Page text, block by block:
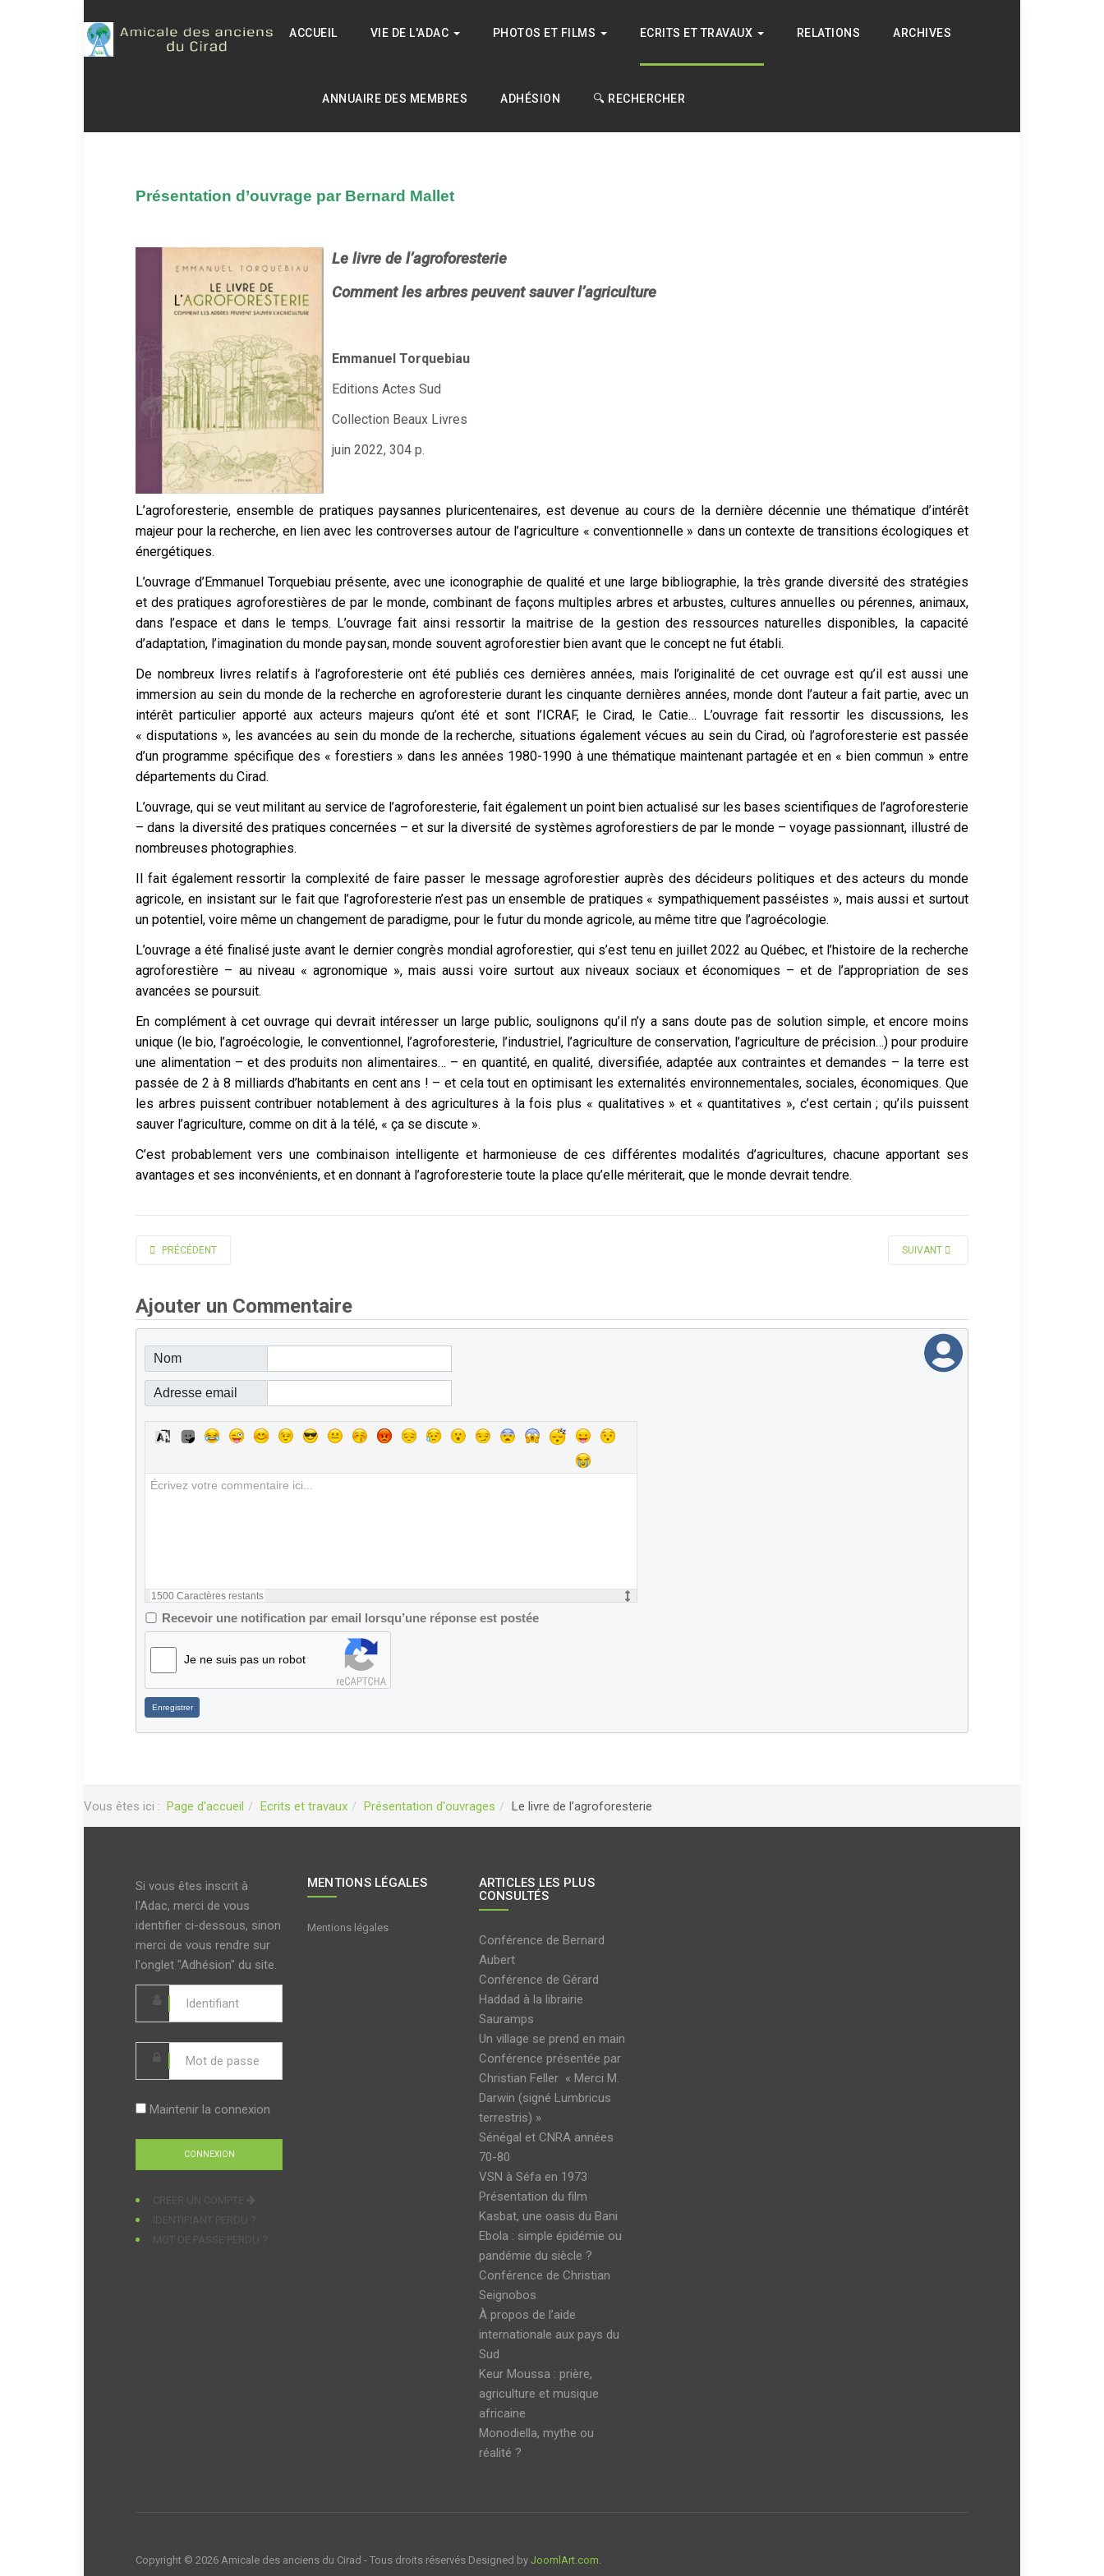
ACCUEIL VIE DE L'ADAC PHOTOS ET FILMS ECRITS ET TRAVAUX RELATIONS ARCHIVES
ANNUAIRE DES MEMBRES ADHÉSION 🔍 RECHERCHER
Présentation d’ouvrage par Bernard Mallet
Le livre de l’agroforesterie
Comment les arbres peuvent sauver l’agriculture
Emmanuel Torquebiau
Editions Actes Sud
Collection Beaux Livres
juin 2022, 304 p.
L’agroforesterie, ensemble de pratiques paysannes pluricentenaires, est devenue au cours de la dernière décennie une thématique d’intérêt
majeur pour la recherche, en lien avec les controverses autour de l’agriculture « conventionnelle » dans un contexte de transitions écologiques et
énergétiques.
L’ouvrage d’Emmanuel Torquebiau présente, avec une iconographie de qualité et une large bibliographie, la très grande diversité des stratégies
et des pratiques agroforestières de par le monde, combinant de façons multiples arbres et arbustes, cultures annuelles ou pérennes, animaux,
dans l’espace et dans le temps. L’ouvrage fait ainsi ressortir la maitrise de la gestion des ressources naturelles disponibles, la capacité
d’adaptation, l’imagination du monde paysan, monde souvent agroforestier bien avant que le concept ne fut établi.
De nombreux livres relatifs à l’agroforesterie ont été publiés ces dernières années, mais l’originalité de cet ouvrage est qu’il est aussi une
immersion au sein du monde de la recherche en agroforesterie durant les cinquante dernières années, monde dont l’auteur a fait partie, avec un
intérêt particulier apporté aux acteurs majeurs qu’ont été et sont l’ICRAF, le Cirad, le Catie… L’ouvrage fait ressortir les discussions, les
« disputations », les avancées au sein du monde de la recherche, situations également vécues au sein du Cirad, où l’agroforesterie est passée
d’un programme spécifique des « forestiers » dans les années 1980-1990 à une thématique maintenant partagée et en « bien commun » entre
départements du Cirad.
L’ouvrage, qui se veut militant au service de l’agroforesterie, fait également un point bien actualisé sur les bases scientifiques de l’agroforesterie
– dans la diversité des pratiques concernées – et sur la diversité de systèmes agroforestiers de par le monde – voyage passionnant, illustré de
nombreuses photographies.
Il fait également ressortir la complexité de faire passer le message agroforestier auprès des décideurs politiques et des acteurs du monde
agricole, en insistant sur le fait que l’agroforesterie n’est pas un ensemble de pratiques « sympathiquement passéistes », mais aussi et surtout
un potentiel, voire même un changement de paradigme, pour le futur du monde agricole, au même titre que l’agroécologie.
L’ouvrage a été finalisé juste avant le dernier congrès mondial agroforestier, qui s’est tenu en juillet 2022 au Québec, et l’histoire de la recherche
agroforestière – au niveau « agronomique », mais aussi voire surtout aux niveaux sociaux et économiques – et de l’appropriation de ses
avancées se poursuit.
En complément à cet ouvrage qui devrait intéresser un large public, soulignons qu’il n’y a sans doute pas de solution simple, et encore moins
unique (le bio, l’agroécologie, le conventionnel, l’agroforesterie, l’industriel, l’agriculture de conservation, l’agriculture de précision…) pour produire
une alimentation – et des produits non alimentaires… – en quantité, en qualité, diversifiée, adaptée aux contraintes et demandes – la terre est
passée de 2 à 8 milliards d’habitants en cent ans ! – et cela tout en optimisant les externalités environnementales, sociales, économiques. Que
les arbres puissent contribuer notablement à des agricultures à la fois plus « qualitatives » et « quantitatives », c’est certain ; qu’ils puissent
sauver l’agriculture, comme on dit à la télé, « ça se discute ».
C’est probablement vers une combinaison intelligente et harmonieuse de ces différentes modalités d’agricultures, chacune apportant ses
avantages et ses inconvénients, et en donnant à l’agroforesterie toute la place qu’elle mériterait, que le monde devrait tendre.
ARTICLE PRÉCÉDENT : HOMMAGE À UN HOMME POLITIQUE D’EXCEPTION : GEORGES MONNET
PRÉCÉDENT ARTICLE SUIVANT : HOW TO MANAGE
SUIVANT
Ajouter un Commentaire
Nom
Adresse email
1500 Caractères restants
Recevoir une notification par email lorsqu’une réponse est postée
Je ne suis pas un robot
Enregistrer
Vous êtes ici : Page d'accueil Ecrits et travaux Présentation d'ouvrages Le livre de l’agroforesterie
Si vous êtes inscrit à
l'Adac, merci de vous
identifier ci-dessous, sinon
merci de vous rendre sur
l'onglet "Adhésion" du site.
Maintenir la connexion
MENTIONS LÉGALES
Mentions légales
ARTICLES LES PLUS
CONSULTÉS
Conférence de Bernard
Aubert
Conférence de Gérard
Haddad à la librairie
Sauramps
Un village se prend en main
Conférence présentée par
Christian Feller « Merci M.
Darwin (signé Lumbricus
terrestris) »
Sénégal et CNRA années
70-80
VSN à Séfa en 1973
Présentation du film
Kasbat, une oasis du Bani
Ebola : simple épidémie ou
pandémie du siècle ?
Conférence de Christian
Seignobos
À propos de l’aide
internationale aux pays du
Sud
Keur Moussa : prière,
agriculture et musique
africaine
Monodiella, mythe ou
réalité ?
Copyright © 2026 Amicale des anciens du Cirad - Tous droits réservés Designed byJoomlArt.com.